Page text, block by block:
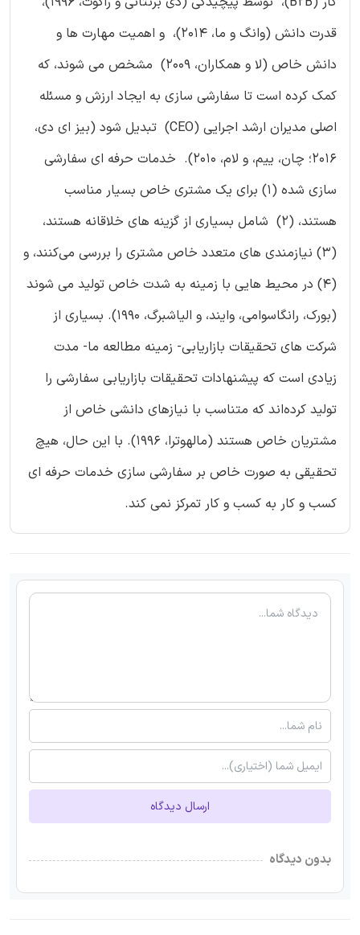
قدرت دانش (وانگ و ما، 2014)، و اهمیت مهارت ها و
دانش خاص (لا و همکاران، 2009) مشخص می شوند، که
کمک کرده است تا سفارشی سازی به ایجاد ارزش و مسئله
اصلی مدیران ارشد اجرایی (CEO) تبدیل شود (بیز ای دی،
2016؛ چان، ییم، و لام، 2010). خدمات حرفه ای سفارشی
سازی شده (1) برای یک مشتری خاص بسیار مناسب
هستند، (2) شامل بسیاری از گزینه های خلاقانه هستند،
(3) نیازمندی های متعدد خاص مشتری را بررسی می‌کنند، و
(4) در محیط هایی با زمینه‌ به شدت خاص تولید می شوند
(بورک، رانگاسوامی، وایند، و الیاشبرگ، 1990). بسیاری از
شرکت های تحقیقات بازاریابی- زمینه مطالعه ما- مدت
زیادی است که پیشنهادات تحقیقات بازاریابی سفارشی را
تولید کرده‌اند که متناسب با نیازهای دانشی خاص از
مشتریان خاص هستند (مالهوترا، 1996). با این حال، هیچ
تحقیقی به صورت خاص بر سفارشی سازی خدمات حرفه ای
کسب و کار به کسب و کار تمرکز نمی کند.
ارسال دیدگاه
بدون دیدگاه